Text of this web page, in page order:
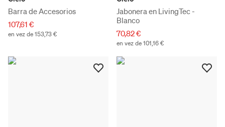
Barra de Accesorios
107,61 €
en vez de 153,73 €
Jabonera en LivingTec -
Blanco
70,82 €
en vez de 101,16 €